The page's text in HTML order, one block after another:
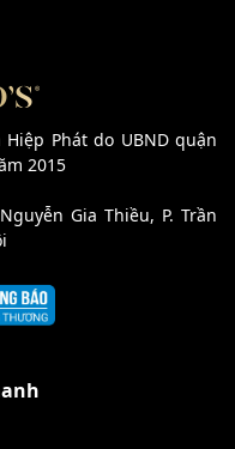
Phát do UBND quận
2015
Gia Thiều, P. Trần